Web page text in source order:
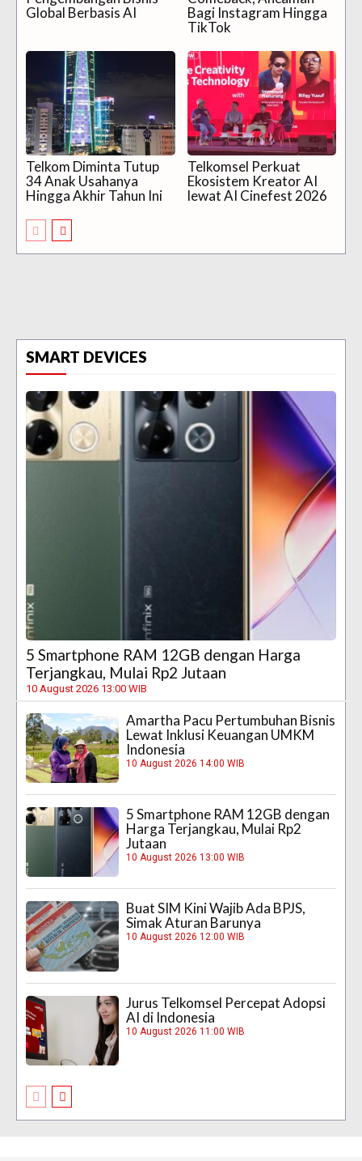
Global Berbasis AI
Bagi Instagram Hingga
TikTok
Telkom Diminta Tutup
34 Anak Usahanya
Hingga Akhir Tahun Ini
Telkomsel Perkuat
Ekosistem Kreator AI
lewat AI Cinefest 2026
SMART DEVICES
5 Smartphone RAM 12GB dengan Harga
Terjangkau, Mulai Rp2 Jutaan
10 August 2026 13:00 WIB
Amartha Pacu Pertumbuhan Bisnis
Lewat Inklusi Keuangan UMKM
Indonesia
10 August 2026 14:00 WIB
5 Smartphone RAM 12GB dengan
Harga Terjangkau, Mulai Rp2
Jutaan
10 August 2026 13:00 WIB
Buat SIM Kini Wajib Ada BPJS,
Simak Aturan Barunya
10 August 2026 12:00 WIB
Jurus Telkomsel Percepat Adopsi
AI di Indonesia
10 August 2026 11:00 WIB